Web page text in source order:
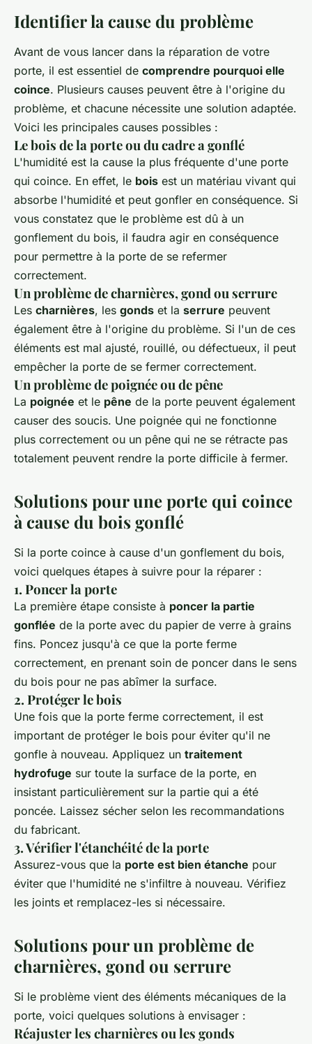
Identifier la cause du problème
Avant de vous lancer dans la réparation de votre
porte, il est essentiel de comprendre pourquoi elle
coince. Plusieurs causes peuvent être à l'origine du
problème, et chacune nécessite une solution adaptée.
Voici les principales causes possibles :
Le bois de la porte ou du cadre a gonflé
L'humidité est la cause la plus fréquente d'une porte
qui coince. En effet, le bois est un matériau vivant qui
absorbe l'humidité et peut gonfler en conséquence. Si
vous constatez que le problème est dû à un
gonflement du bois, il faudra agir en conséquence
pour permettre à la porte de se refermer
correctement.
Un problème de charnières, gond ou serrure
Les charnières, les gonds et la serrure peuvent
également être à l'origine du problème. Si l'un de ces
éléments est mal ajusté, rouillé, ou défectueux, il peut
empêcher la porte de se fermer correctement.
Un problème de poignée ou de pêne
La poignée et le pêne de la porte peuvent également
causer des soucis. Une poignée qui ne fonctionne
plus correctement ou un pêne qui ne se rétracte pas
totalement peuvent rendre la porte difficile à fermer.
Solutions pour une porte qui coince
à cause du bois gonflé
Si la porte coince à cause d'un gonflement du bois,
voici quelques étapes à suivre pour la réparer :
1. Poncer la porte
La première étape consiste à poncer la partie
gonflée de la porte avec du papier de verre à grains
fins. Poncez jusqu'à ce que la porte ferme
correctement, en prenant soin de poncer dans le sens
du bois pour ne pas abîmer la surface.
2. Protéger le bois
Une fois que la porte ferme correctement, il est
important de protéger le bois pour éviter qu'il ne
gonfle à nouveau. Appliquez un traitement
hydrofuge sur toute la surface de la porte, en
insistant particulièrement sur la partie qui a été
poncée. Laissez sécher selon les recommandations
du fabricant.
3. Vérifier l'étanchéité de la porte
Assurez-vous que la porte est bien étanche pour
éviter que l'humidité ne s'infiltre à nouveau. Vérifiez
les joints et remplacez-les si nécessaire.
Solutions pour un problème de
charnières, gond ou serrure
Si le problème vient des éléments mécaniques de la
porte, voici quelques solutions à envisager :
Réajuster les charnières ou les gonds